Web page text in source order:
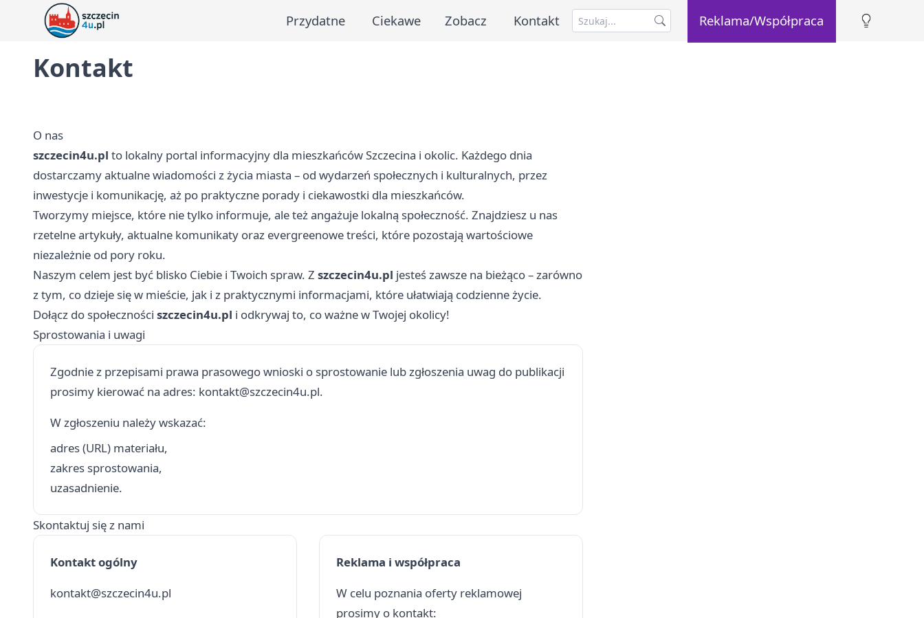
Przydatne Ciekawe Zobacz Kontakt Reklama/Współpraca
Kontakt
O nas
szczecin4u.pl to lokalny portal informacyjny dla mieszkańców Szczecina i okolic. Każdego dnia
dostarczamy aktualne wiadomości z życia miasta – od wydarzeń społecznych i kulturalnych, przez
inwestycje i komunikację, aż po praktyczne porady i ciekawostki dla mieszkańców.
Tworzymy miejsce, które nie tylko informuje, ale też angażuje lokalną społeczność. Znajdziesz u nas
rzetelne artykuły, aktualne komunikaty oraz evergreenowe treści, które pozostają wartościowe
niezależnie od pory roku.
Naszym celem jest być blisko Ciebie i Twoich spraw. Z szczecin4u.pl jesteś zawsze na bieżąco – zarówno
z tym, co dzieje się w mieście, jak i z praktycznymi informacjami, które ułatwiają codzienne życie.
Dołącz do społeczności szczecin4u.pl i odkrywaj to, co ważne w Twojej okolicy!
Sprostowania i uwagi
Zgodnie z przepisami prawa prasowego wnioski o sprostowanie lub zgłoszenia uwag do publikacji
prosimy kierować na adres: kontakt@szczecin4u.pl.
W zgłoszeniu należy wskazać:
adres (URL) materiału,
zakres sprostowania,
uzasadnienie.
Skontaktuj się z nami
Kontakt ogólny
kontakt@szczecin4u.pl
Reklama i współpraca
W celu poznania oferty reklamowej
prosimy o kontakt: